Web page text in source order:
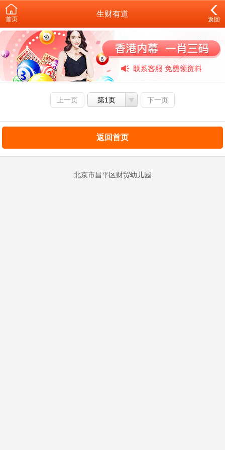
首页
生财有道
返回
上一页 第1页 下一页
返回首页
北京市昌平区财贸幼儿园